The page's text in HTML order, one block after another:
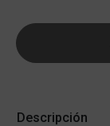
Descripción